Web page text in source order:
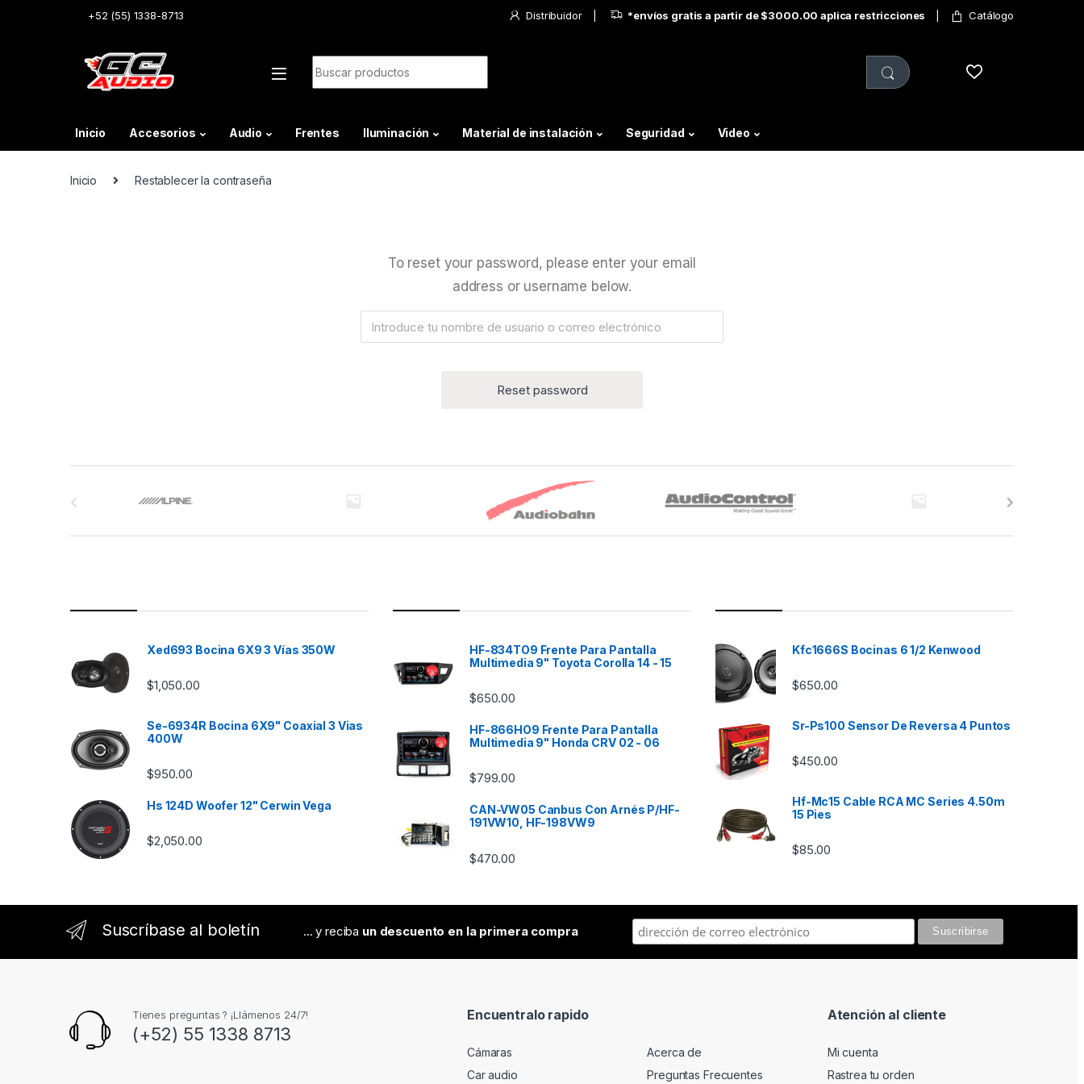
+52 (55) 1338-8713 Distribuidor *envíos gratis a partir de $3000.00 aplica restricciones Catálogo
Inicio Accesorios Audio Frentes Iluminación Material de instalación Seguridad Video
Inicio Restablecer la contraseña
To reset your password, please enter your email
address or username below.
l
Xed693 Bocina 6X9 3 Vías 350W
$1,050.00
Se-6934R Bocina 6X9" Coaxial 3 Vias
400W
$950.00
Hs 124D Woofer 12" Cerwin Vega
$2,050.00
HF-834TO9 Frente Para Pantalla
Multimedia 9" Toyota Corolla 14 - 15
$650.00
HF-866HO9 Frente Para Pantalla
Multimedia 9" Honda CRV 02 - 06
$799.00
CAN-VW05 Canbus Con Arnés P/HF-
191VW10, HF-198VW9
$470.00
Kfc1666S Bocinas 6 1/2 Kenwood
$650.00
Sr-Ps100 Sensor De Reversa 4 Puntos
$450.00
Hf-Mc15 Cable RCA MC Series 4.50m
15 Pies
$85.00
Suscríbase al boletín ... y reciba un descuento en la primera compra
Tienes preguntas ? ¡Llámenos 24/7!
(+52) 55 1338 8713
Encuentralo rapido
Cámaras
Car audio
Acerca de
Preguntas Frecuentes
Atención al cliente
Mi cuenta
Rastrea tu orden